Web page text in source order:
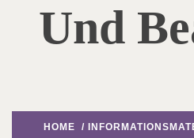
Und
HOME /